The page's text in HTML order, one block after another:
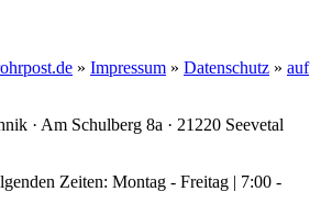
» Impressum » Datenschutz » auf
· Am Schulberg 8a · 21220 Seevetal
Zeiten: Montag - Freitag | 7:00 -